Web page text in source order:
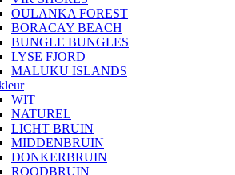
OULANKA FOREST
BORACAY BEACH
BUNGLE BUNGLES
LYSE FJORD
MALUKU ISLANDS
WIT
NATUREL
LICHT BRUIN
MIDDENBRUIN
DONKERBRUIN
ROODBRUIN